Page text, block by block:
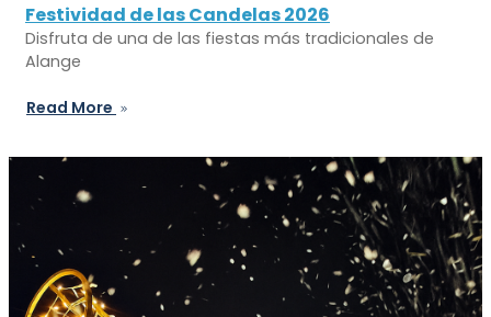
Festividad de las Candelas 2026
Disfruta de una de las fiestas más tradicionales de
Alange
Read More